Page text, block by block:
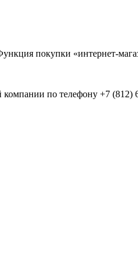
покупки «интернет-
по телефону +7